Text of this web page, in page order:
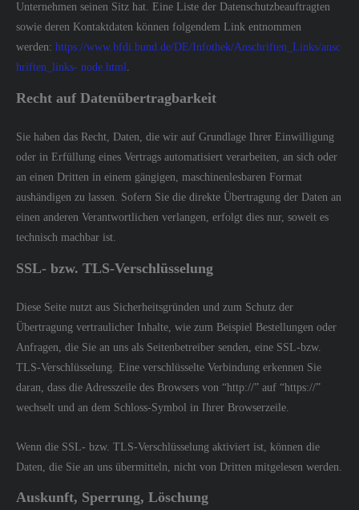
Unternehmen seinen Sitz hat. Eine Liste der Datenschutzbeauftragten
sowie deren Kontaktdaten können folgendem Link entnommen
werden: https://www.bfdi.bund.de/DE/Infothek/Anschriften_Links/ansc
hriften_links- node.html.
Recht auf Datenübertragbarkeit
Sie haben das Recht, Daten, die wir auf Grundlage Ihrer Einwilligung
oder in Erfüllung eines Vertrags automatisiert verarbeiten, an sich oder
an einen Dritten in einem gängigen, maschinenlesbaren Format
aushändigen zu lassen. Sofern Sie die direkte Übertragung der Daten an
einen anderen Verantwortlichen verlangen, erfolgt dies nur, soweit es
technisch machbar ist.
SSL- bzw. TLS-Verschlüsselung
Diese Seite nutzt aus Sicherheitsgründen und zum Schutz der
Übertragung vertraulicher Inhalte, wie zum Beispiel Bestellungen oder
Anfragen, die Sie an uns als Seitenbetreiber senden, eine SSL-bzw.
TLS-Verschlüsselung. Eine verschlüsselte Verbindung erkennen Sie
daran, dass die Adresszeile des Browsers von “http://” auf “https://”
wechselt und an dem Schloss-Symbol in Ihrer Browserzeile.
Wenn die SSL- bzw. TLS-Verschlüsselung aktiviert ist, können die
Daten, die Sie an uns übermitteln, nicht von Dritten mitgelesen werden.
Auskunft, Sperrung, Löschung